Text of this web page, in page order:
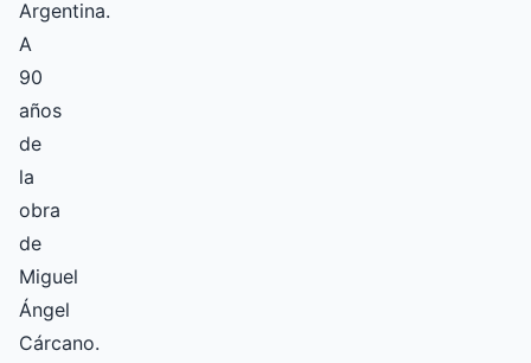
Argentina.
A
90
años
de
la
obra
de
Miguel
Ángel
Cárcano.